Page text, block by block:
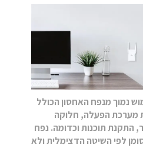
נמוך מנפח האחסון הכולל
מערכת הפעלה, חלוקה
התקנת תוכנות וכדומה. נפח
לפי השיטה הדצימלית ולא